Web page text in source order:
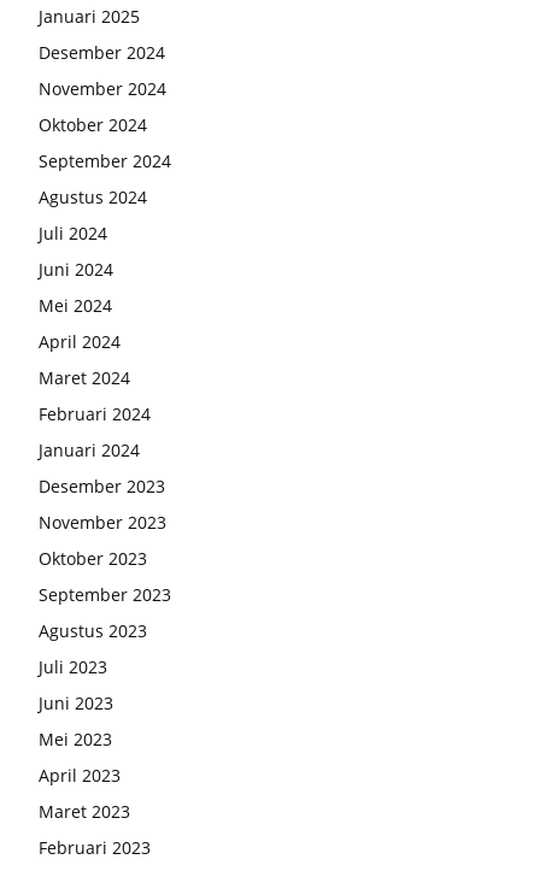
Januari 2025
Desember 2024
November 2024
Oktober 2024
September 2024
Agustus 2024
Juli 2024
Juni 2024
Mei 2024
April 2024
Maret 2024
Februari 2024
Januari 2024
Desember 2023
November 2023
Oktober 2023
September 2023
Agustus 2023
Juli 2023
Juni 2023
Mei 2023
April 2023
Maret 2023
Februari 2023